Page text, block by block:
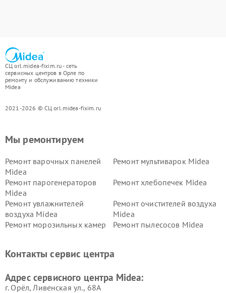
СЦ orl.midea-fixim.ru - сеть
сервисных центров в Орле по
ремонту и обслуживанию техники
Midea
2021-2026 © СЦ orl.midea-fixim.ru
Мы ремонтируем
Ремонт варочных панелей
Midea
Ремонт мультиварок Midea
Ремонт парогенераторов
Midea
Ремонт хлебопечек Midea
Ремонт увлажнителей
воздуха Midea
Ремонт очистителей воздуха
Midea
Ремонт морозильных камер
Ремонт пылесосов Midea
пылесосов Midea
Midea
Контакты сервис центра
Адрес сервисного центра Midea:
г. Орёл, Ливенская ул., 68А